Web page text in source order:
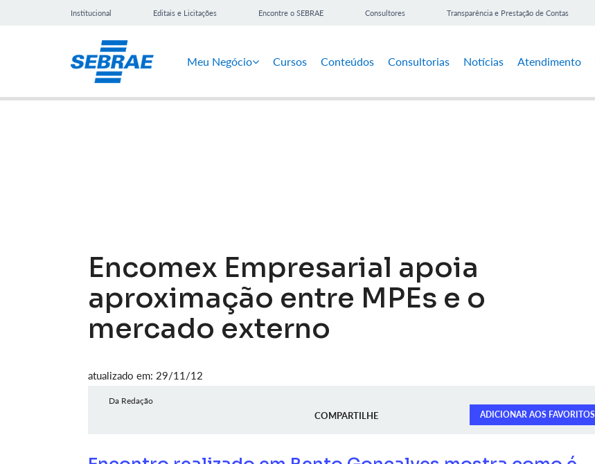
Institucional Editais e Licitações Encontre o SEBRAE Consultores Transparência e Prestação de Contas
Meu Negócio Cursos Conteúdos Consultorias Notícias Atendimento
Encomex Empresarial apoia
aproximação entre MPEs e o
mercado externo
atualizado em: 29/11/12
Da Redação
COMPARTILHE ADICIONAR AOS FAVORITOS